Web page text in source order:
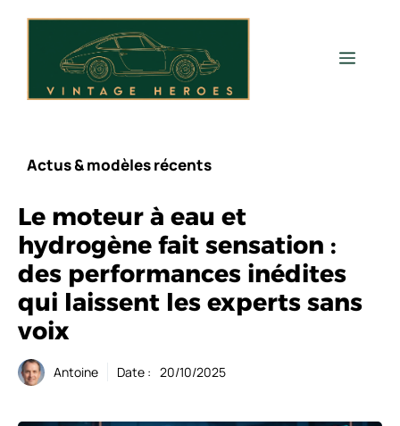
Menu
Actus & modèles récents
Le moteur à eau et
hydrogène fait sensation :
des performances inédites
qui laissent les experts sans
voix
Antoine Date : 20/10/2025